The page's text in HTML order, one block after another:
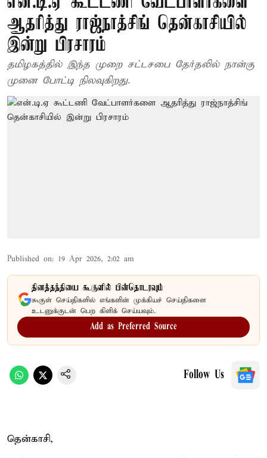
ஆதரித்து ராஜ்நாத்சிங் தென்காசியில்
இன்று பிரசாரம்
தமிழகத்தில் இந்த முறை சட்டசபை தேர்தலில் நான்கு
முனை போட்டி நிலவுகிறது.
Published on: 19 Apr 2026, 2:02 am
தினத்தந்தியை கூகுளில் பின்தொடரவும்
கூகுள் செய்திகளில் எங்களின் முக்கியச் செய்திகளை
உடனுக்குடன் பெற கிளிக் செய்யவும்.
Add as Preferred Source
Follow Us
தென்காசி,